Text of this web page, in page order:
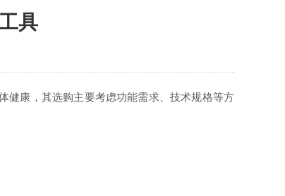
具
康，其选购主要考虑功能需求、技术规格等方